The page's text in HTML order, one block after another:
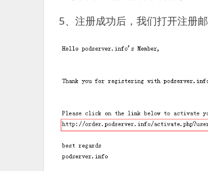
5、注册成功后，我们打开注册